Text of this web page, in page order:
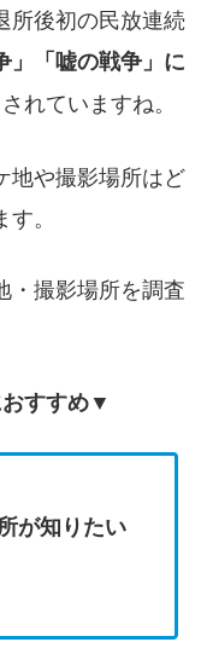
所後初の民放連続
」「嘘の戦争」に
れていますね。
地や撮影場所はど
。
・撮影場所を調査
すすめ▼
が知りたい